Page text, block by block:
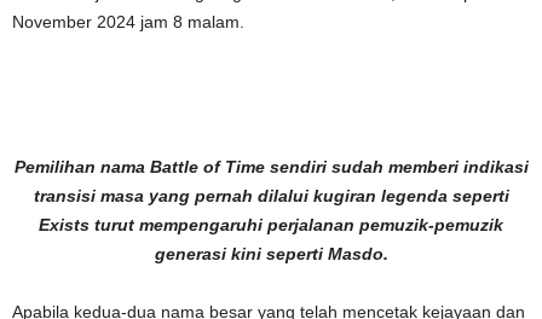
November 2024 jam 8 malam.
Pemilihan nama Battle of Time sendiri sudah memberi indikasi
transisi masa yang pernah dilalui kugiran legenda seperti
Exists turut mempengaruhi perjalanan pemuzik-pemuzik
generasi kini seperti Masdo.
Apabila kedua-dua nama besar yang telah mencetak kejayaan dan